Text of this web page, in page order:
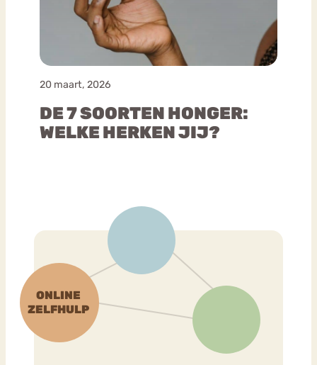
20 maart, 2026
DE 7 SOORTEN HONGER:
WELKE HERKEN JIJ?